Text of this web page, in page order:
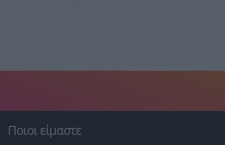
Ποιοι είμαστε